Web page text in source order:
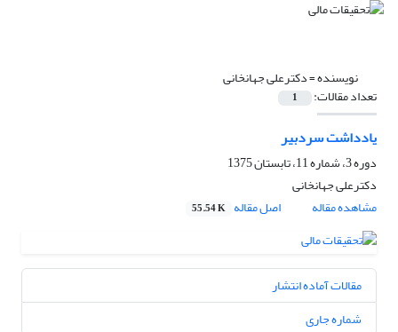
نویسنده =دکترعلی جهانخانی
تعداد مقالات: 1
یادداشت سردبیر
دوره 3، شماره 11، تابستان 1375
دکترعلی جهانخانی
مشاهده مقاله
اصل مقاله 55.54 K
مقالات آماده انتشار
شماره جاری